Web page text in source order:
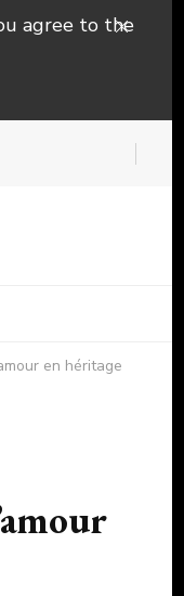
agree to the
en héritage